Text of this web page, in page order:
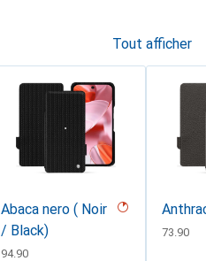
Tout afficher
Abaca nero ( Noir
/ Black)
CHF
94.90
CHF
73.90